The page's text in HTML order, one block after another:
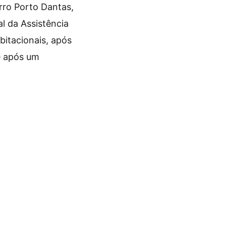
Porto Dantas,
da Assistência
após
um